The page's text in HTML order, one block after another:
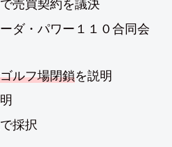
売買契約を議決
ダ・パワー１１０合同会
ルフ場閉鎖を説明
採択